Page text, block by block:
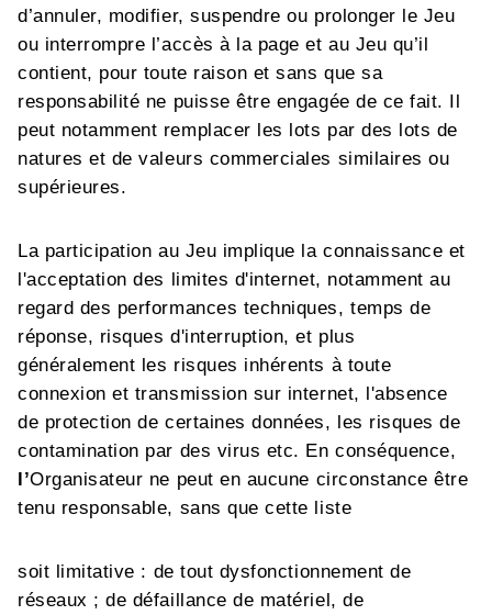
d’annuler, modifier, suspendre ou prolonger le Jeu
ou interrompre l’accès à la page et au Jeu qu’il
contient, pour toute raison et sans que sa
responsabilité ne puisse être engagée de ce fait. Il
peut notamment remplacer les lots par des lots de
natures et de valeurs commerciales similaires ou
supérieures.
La participation au Jeu implique la connaissance et
l'acceptation des limites d'internet, notamment au
regard des performances techniques, temps de
réponse, risques d'interruption, et plus
généralement les risques inhérents à toute
connexion et transmission sur internet, l'absence
de protection de certaines données, les risques de
contamination par des virus etc. En conséquence,
l’Organisateur ne peut en aucune circonstance être
tenu responsable, sans que cette liste
soit limitative : de tout dysfonctionnement de
réseaux ; de défaillance de matériel, de